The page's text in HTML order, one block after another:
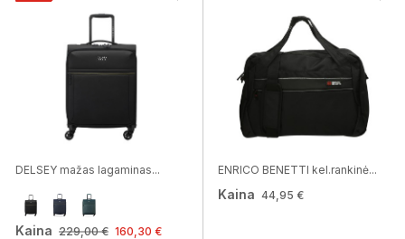
DELSEY mažas lagaminas...
Kaina 229,00 € 160,30 €
ENRICO BENETTI kel.rankinė...
Kaina 44,95 €